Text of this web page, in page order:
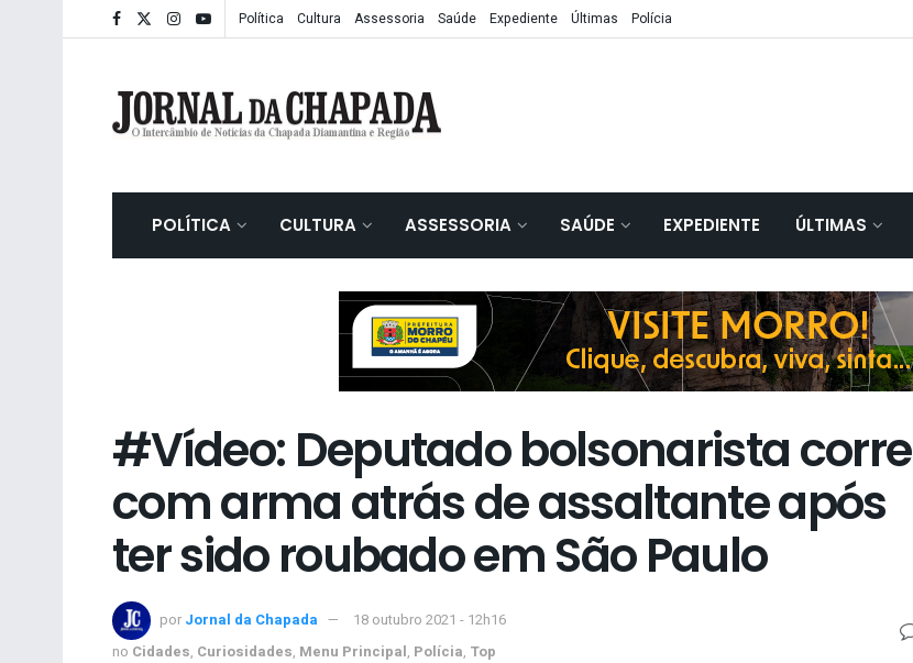
Política Cultura Assessoria Saúde Expediente Últimas Polícia
POLÍTICA CULTURA ASSESSORIA SAÚDE EXPEDIENTE ÚLTIMAS
#Vídeo: Deputado bolsonarista corre
com arma atrás de assaltante após
ter sido roubado em São Paulo
por Jornal da Chapada
18 outubro 2021 - 12h16
no Cidades, Curiosidades, Menu Principal, Polícia, Top